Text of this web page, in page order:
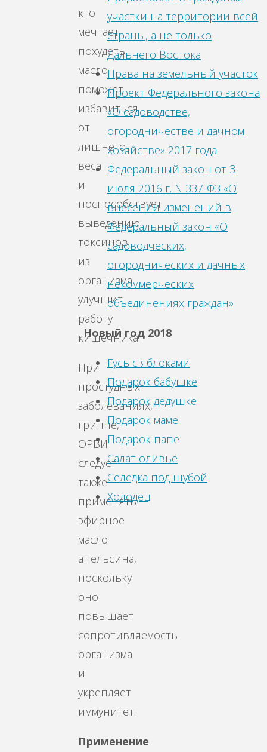
кто
мечтает
похудеть,
масло
поможет
избавиться
от
лишнего
веса
и
поспособствует
выведению
токсинов
из
организма,
улучшит
работу
кишечника.
При
простудных
заболеваниях,
гриппе,
ОРВИ
следует
также
применять
эфирное
масло
апельсина,
поскольку
оно
повышает
сопротивляемость
организма
и
укрепляет
иммунитет.
Применение
участки на территории всей
страны, а не только
Дальнего Востока
Права на земельный участок
Проект Федерального закона
«О садоводстве,
огородничестве и дачном
хозяйстве» 2017 года
Федеральный закон от 3
июля 2016 г. N 337-ФЗ «О
внесении изменений в
Федеральный закон «О
садоводческих,
огороднических и дачных
некоммерческих
объединениях граждан»
Новый год 2018
Гусь с яблоками
Подарок бабушке
Подарок дедушке
Подарок маме
Подарок папе
Салат оливье
Селедка под шубой
Холодец